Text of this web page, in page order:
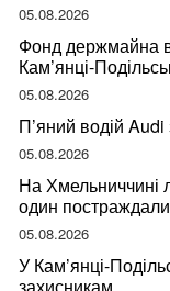
05.08.2026
Фонд держмайна
Кам’янці-
05.08.2026
П’яний водій
05.08.2026
На Хмельниччині
один
05.08.2026
У Кам’янці-
захисникам